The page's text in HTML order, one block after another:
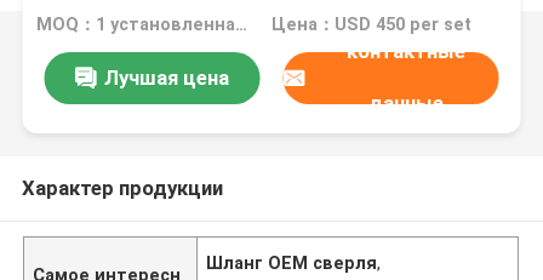
Плетённый двойной крюк Нержавеющая
стальная куртка Тип
MOQ：1 установленная длина 10m Цена：USD 450 per set
Лучшая цена
контактные
данные
Характер продукции
Самое интересн
Шланг OEM сверля,